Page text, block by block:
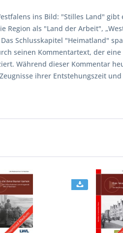
ins Bild: "Stilles Land"
als "Land der Arbeit",
Schlusskapitel "Heimatland"
seinen Kommentartext, der
Während dieser Kommentar
ihrer Entstehungszeit